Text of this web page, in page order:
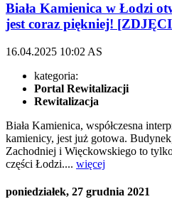
Biała Kamienica w Łodzi
jest coraz piękniej!
16.04.2025 10:02 AS
kategoria:
Portal Rewitalizacji
Rewitalizacja
Biała Kamienica, współczesna
kamienicy, jest już gotowa.
Zachodniej i Więckowskiego to
części Łodzi.... więcej
poniedziałek, 27 grudnia 2021